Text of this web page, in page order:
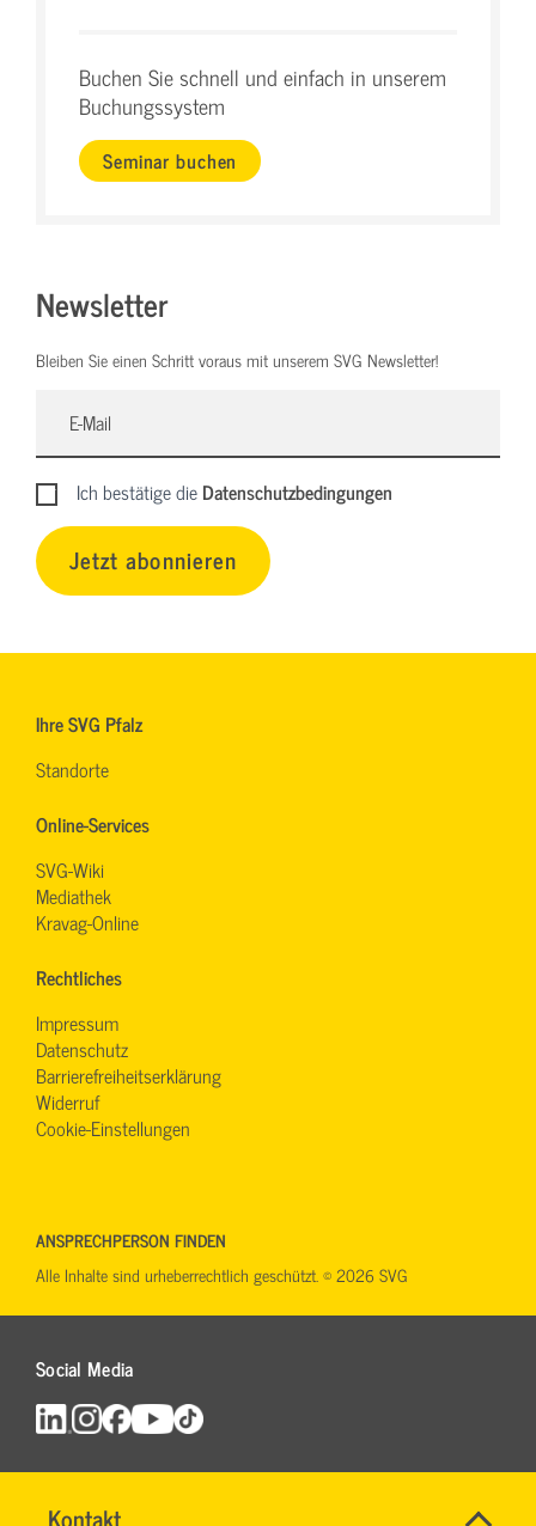
Name*
Buchen Sie schnell und einfach in unserem
Buchungssystem
Seminar buchen
Newsletter
Bleiben Sie einen Schritt voraus mit unserem SVG Newsletter!
Ich bestätige dieDatenschutzbedingungen
Jetzt abonnieren
Ihre SVG Pfalz
Standorte
Online-Services
SVG-Wiki
Mediathek
Kravag-Online
Rechtliches
Impressum
Datenschutz
Barrierefreiheitserklärung
Widerruf
Cookie-Einstellungen
Social Media
ANSPRECHPERSON FINDEN
Alle Inhalte sind urheberrechtlich geschützt. © 2026 SVG